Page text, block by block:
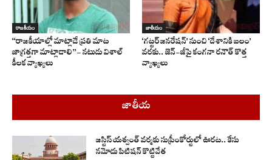
రాజకీయం
“రాజకీయాల్లో మాట్లాడే ప్రతి మాట
జాగ్రత్తగా మాట్లాడాలి”- నటుడు విశాల్
కీలక వ్యాఖ్యలు
జాతీయం
‘గట్టర్ జనరేషన్’ నుంచి ‘దేశానికి బలం’
వరకు.. జెన్-జీపై కంగనా రనౌత్ కొత్త
వ్యాఖ్యలు
జాతీయ
జస్టిస్ యశ్వంత్ వర్మకు సుప్రీంకోర్టులో ఊరట.. కేసు
నమోదు పిటిషన్ కొట్టివేత